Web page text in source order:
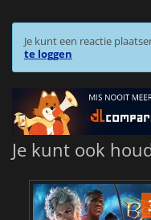
Je kunt een reactie
te loggen
Je kunt ook